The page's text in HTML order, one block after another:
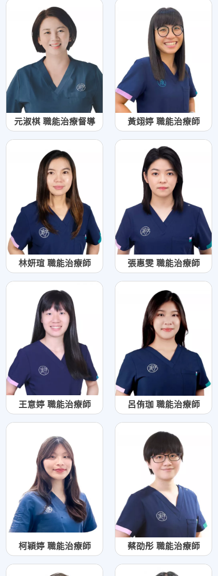
元淑棋 職能治療督導 黃翊婷 職能治療師
林妍瑄 職能治療師 張惠雯 職能治療師
王意婷 職能治療師 呂侑珈 職能治療師
柯穎婷 職能治療師 蔡劭彤 職能治療師